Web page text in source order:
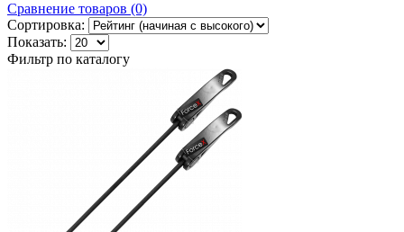
Сравнение товаров (0)
Сортировка:
Показать:
Фильтр по каталогу